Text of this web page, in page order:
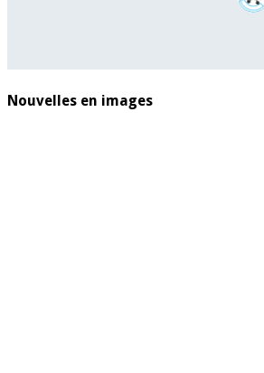
Nouvelles en images